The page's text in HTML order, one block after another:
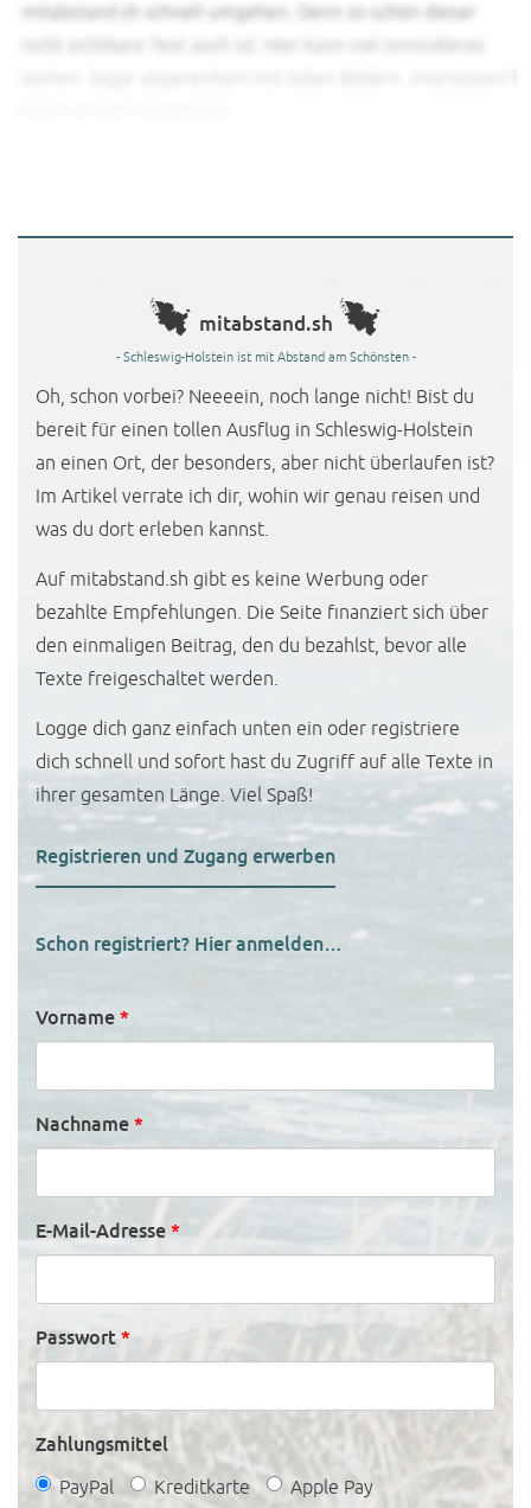
mitabstand.sh schnell umgehen. Denn so schön dieser
mitabstand.sh
- Schleswig-Holstein ist mit Abstand am Schönsten -
Oh, schon vorbei? Neeeein, noch lange nicht! Bist du
bereit für einen tollen Ausflug in Schleswig-Holstein
an einen Ort, der besonders, aber nicht überlaufen ist?
Im Artikel verrate ich dir, wohin wir genau reisen und
was du dort erleben kannst.
Auf mitabstand.sh gibt es keine Werbung oder
bezahlte Empfehlungen. Die Seite finanziert sich über
den einmaligen Beitrag, den du bezahlst, bevor alle
Texte freigeschaltet werden.
Logge dich ganz einfach unten ein oder registriere
dich schnell und sofort hast du Zugriff auf alle Texte in
ihrer gesamten Länge. Viel Spaß!
Registrieren und Zugang erwerben
Schon registriert? Hier anmelden…
Vorname*
Nachname*
E-Mail-Adresse*
Passwort*
Zahlungsmittel
PayPal Kreditkarte
Apple Pay